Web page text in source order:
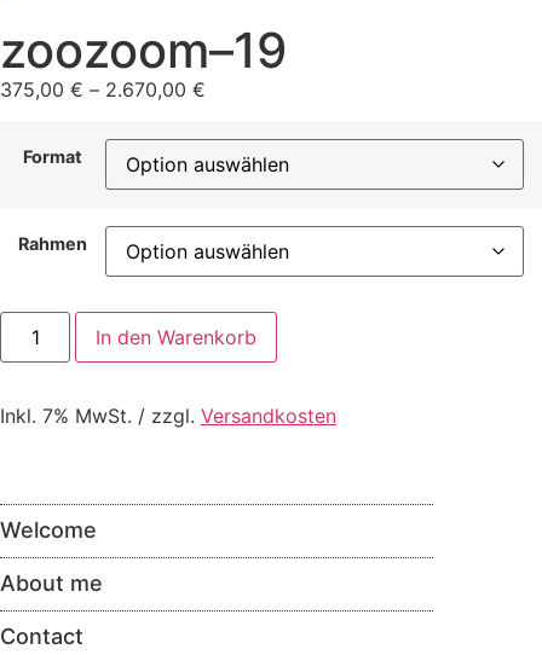
zoozoom–19
375,00 € – 2.670,00 €
Format
Rahmen
In den Warenkorb
Inkl. 7% MwSt. / zzgl. Versandkosten
Welcome
About me
Contact